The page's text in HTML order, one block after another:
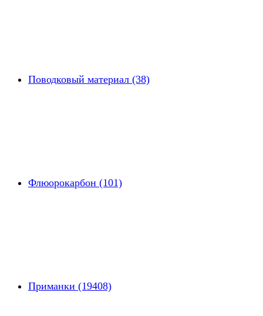
Поводковый материал (38)
Флюорокарбон (101)
Приманки (19408)